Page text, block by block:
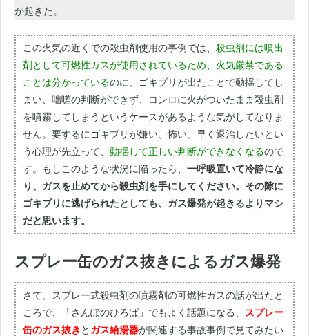
が起きた。
この火気の近くでの殺虫剤使用の事例では、 殺虫剤には噴出
剤として可燃性ガスが使用されているため、火気厳禁である
ことは分かっているのに、ゴキブリが出たことで動揺してし
まい、咄嗟の判断ができず、コンロに火がついたまま殺虫剤
を噴霧してしまうというケースがあるような気がしてなりま
せん。要するにゴキブリが嫌い、怖い、早く退治したいとい
う心理が先立って、 動揺して正しい判断ができなくなるので
す。もしこのような状況に陥ったら、 一呼吸置いて冷静にな
り、ガスを止めてから殺虫剤を手にしてください。その隙に
ゴキブリに逃げられたとしても、ガス爆発が起きるよりマシ
だと思います。
スプレー缶のガス抜きによるガス爆発
さて、スプレー式殺虫剤の噴霧剤の可燃性ガスの話が出たと
ころで、「さんぽのひろば」でもよく話題になる、 スプレー
缶のガス抜き と ガス給湯器が関連する事故事例で見てみたい